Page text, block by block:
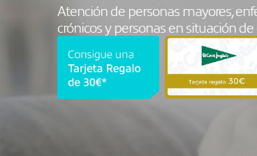
Atención de personas mayores,
crónicos y personas en situación